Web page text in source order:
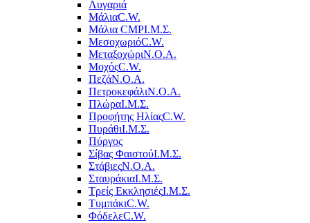
Λυγαριά
ΜάλιαC.W.
Μάλια CMPΙ.Μ.Σ.
ΜεσοχωριόC.W.
ΜεταξοχώριΝ.Ο.Α.
ΜοχόςC.W.
ΠεζάΝ.Ο.Α.
ΠετροκεφάλιΝ.Ο.Α.
ΠλώραΙ.Μ.Σ.
Προφήτης ΗλίαςC.W.
ΠυράθιΙ.Μ.Σ.
Πύργος
Σίβας ΦαιστούΙ.Μ.Σ.
ΣτάβιεςΝ.Ο.Α.
ΣταυράκιαΙ.Μ.Σ.
Τρείς ΕκκλησιέςΙ.Μ.Σ.
ΤυμπάκιC.W.
ΦόδελεC.W.